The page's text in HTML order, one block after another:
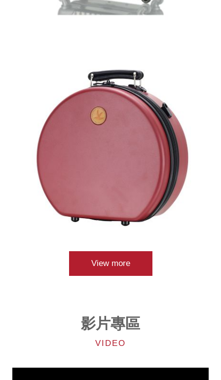
View more
影片專區
VIDEO